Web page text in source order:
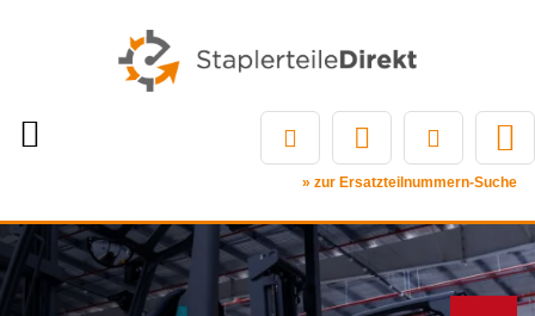
» zur Ersatzteilnummern-Suche